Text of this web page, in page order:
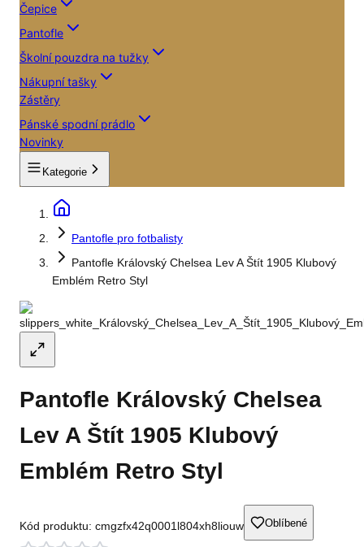
Čepice
Pantofle
Školní pouzdra na tužky
Nákupní tašky
Zástěry
Pánské spodní prádlo
Novinky
Kategorie
Pantofle pro fotbalisty
Pantofle Královský Chelsea Lev A Štít 1905 Klubový
Emblém Retro Styl
Pantofle Královský Chelsea
Lev A Štít 1905 Klubový
Emblém Retro Styl
Kód produktu: cmgzfx42q0001l804xh8liouw Oblíbené